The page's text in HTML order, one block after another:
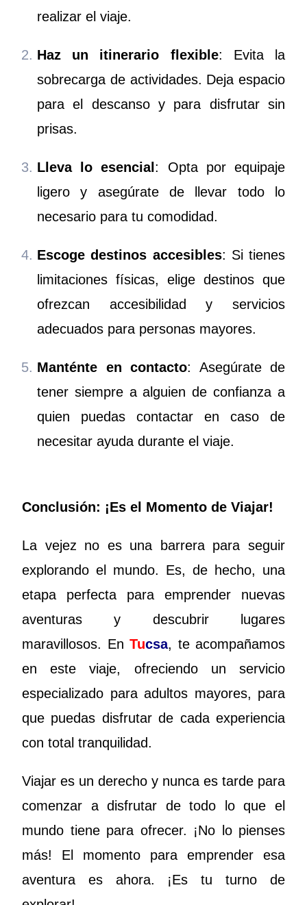
realizar el viaje.
Haz un itinerario flexible: Evita la
sobrecarga de actividades. Deja espacio
para el descanso y para disfrutar sin
prisas.
Lleva lo esencial : Opta por equipaje
ligero y asegúrate de llevar todo lo
necesario para tu comodidad.
Escoge destinos accesibles: Si tienes
limitaciones físicas, elige destinos que
ofrezcan accesibilidad y servicios
adecuados para personas mayores.
Manténte en contacto: Asegúrate de
tener siempre a alguien de confianza a
quien puedas contactar en caso de
necesitar ayuda durante el viaje.
Conclusión: ¡Es el Momento de Viajar!
La vejez no es una barrera para seguir
explorando el mundo. Es, de hecho, una
etapa perfecta para emprender nuevas
aventuras y descubrir lugares
maravillosos. En Tucsa, te acompañamos
en este viaje, ofreciendo un servicio
especializado para adultos mayores, para
que puedas disfrutar de cada experiencia
con total tranquilidad.
Viajar es un derecho y nunca es tarde para
comenzar a disfrutar de todo lo que el
mundo tiene para ofrecer. ¡No lo pienses
más! El momento para emprender esa
aventura es ahora. ¡Es tu turno de